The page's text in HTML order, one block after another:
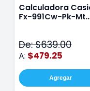
Calculadora
Fx-991Cw-Pk-Mt
De: $639.00
A: $479.25
Agregar